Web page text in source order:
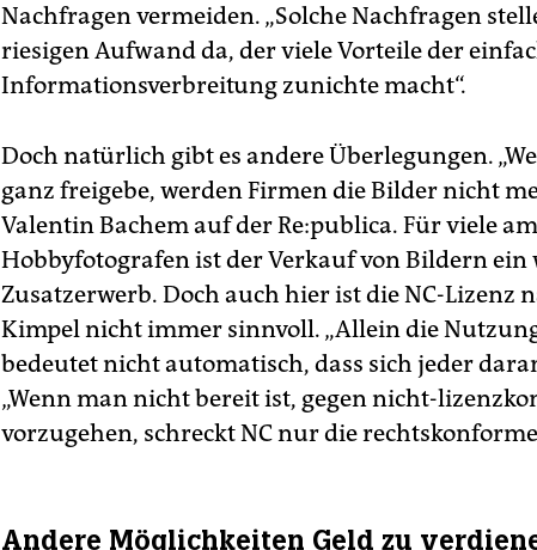
Nachfragen vermeiden. „Solche Nachfragen
riesigen Aufwand da, der viele Vorteile der
Informationsverbreitung zunichte macht“.
Doch natürlich gibt es andere Überlegungen.
ganz freigebe, werden Firmen die Bilder nicht
Valentin Bachem auf der Re:publica. Für viele
Hobbyfotografen ist der Verkauf von Bildern
Zusatzerwerb. Doch auch hier ist die NC-Lizenz
Kimpel nicht immer sinnvoll. „Allein die
bedeutet nicht automatisch, dass sich jeder
„Wenn man nicht bereit ist, gegen nicht-
vorzugehen, schreckt NC nur die
Andere Möglichkeiten Geld zu